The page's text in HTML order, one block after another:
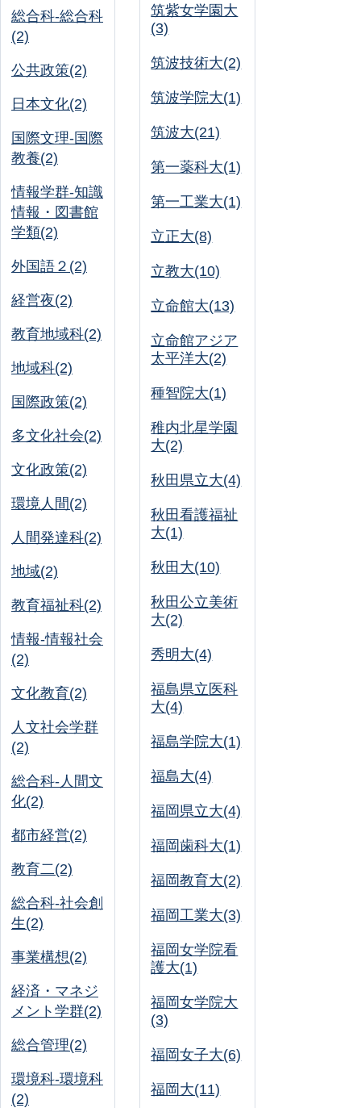
総合科-総合科
(2)
公共政策(2)
日本文化(2)
国際文理-国際
教養(2)
情報学群-知識
情報・図書館
学類(2)
外国語２(2)
経営夜(2)
教育地域科(2)
地域科(2)
国際政策(2)
多文化社会(2)
文化政策(2)
環境人間(2)
人間発達科(2)
地域(2)
教育福祉科(2)
情報-情報社会
(2)
文化教育(2)
人文社会学群
(2)
総合科-人間文
化(2)
都市経営(2)
教育二(2)
総合科-社会創
生(2)
事業構想(2)
経済・マネジ
メント学群(2)
総合管理(2)
環境科-環境科
(2)
筑紫女学園大
(3)
筑波技術大(2)
筑波学院大(1)
筑波大(21)
第一薬科大(1)
第一工業大(1)
立正大(8)
立教大(10)
立命館大(13)
立命館アジア
太平洋大(2)
種智院大(1)
稚内北星学園
大(2)
秋田県立大(4)
秋田看護福祉
大(1)
秋田大(10)
秋田公立美術
大(2)
秀明大(4)
福島県立医科
大(4)
福島学院大(1)
福島大(4)
福岡県立大(4)
福岡歯科大(1)
福岡教育大(2)
福岡工業大(3)
福岡女学院看
護大(1)
福岡女学院大
(3)
福岡女子大(6)
福岡大(11)